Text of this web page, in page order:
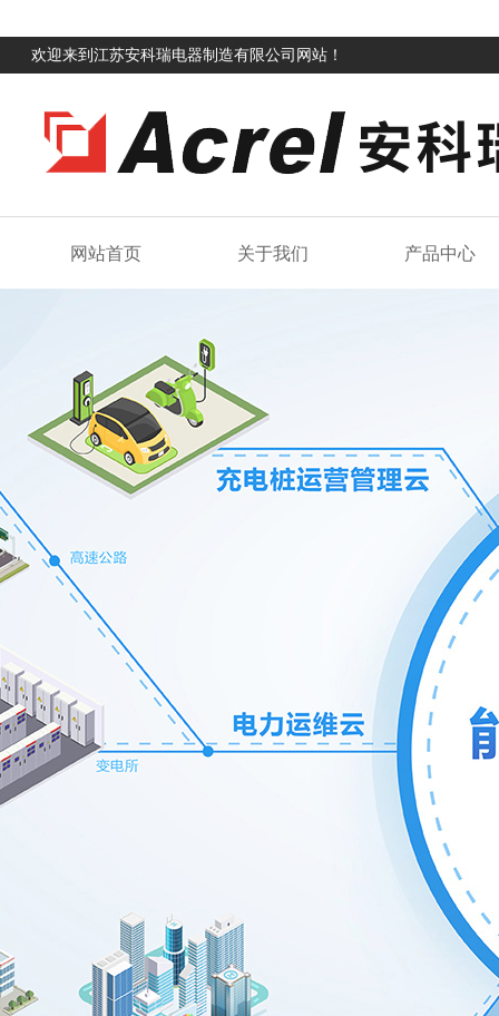
欢迎来到江苏安科瑞电器制造有限公司网站！
网站首页 关于我们 产品中心